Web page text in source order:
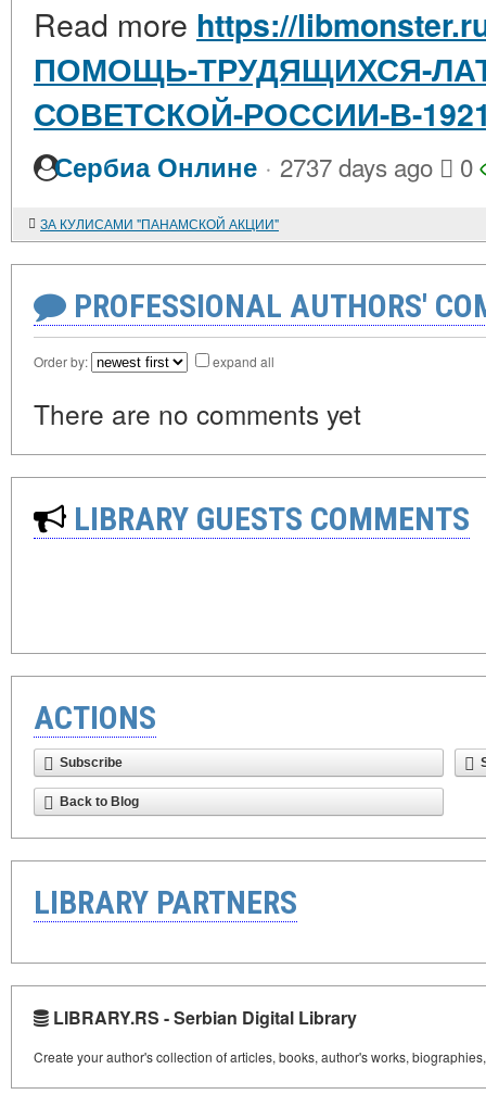
Read more https://
ПОМОЩЬ-ТРУДЯЩИХСЯ-
СОВЕТСКОЙ-РОССИИ-В-
Сербиа Онлине · 2737 days ago 0
ЗА КУЛИСАМИ "ПАНАМСКОЙ АКЦИИ"
PROFESSIONAL AUTHORS'
Order by: expand all
There are no comments yet
LIBRARY GUESTS COMMENTS
ACTIONS
Subscribe
Back to Blog
LIBRARY PARTNERS
LIBRARY.RS - Serbian Digital Library
Create your author's collection of articles, books, author's works,